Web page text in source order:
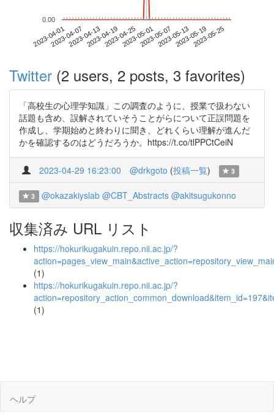
2023-04-012023-04-072023-04-132023-04-192023-04-252023-05-012023-05-072023-05-132023-05-192023-05-25
0.00
Twitter (2 users, 2 posts, 3 favorites)
「高校生の心理学知識」この調査のように、授業で扱わない
話題も含め、誤解されていそうことがらについて正誤問題を
作成し、学期始めと終わりに聞き、どれくらい理解が進んだ
かを確認するのはどうだろうか。https://t.co/tlPPCtCeiN
2023-04-29 16:23:00 @drkgoto (投稿一覧) 3
3 @okazakiyslab @CBT_Abstracts @akitsugukonno
収集済み URL リスト
https://hokurikugakuin.repo.nii.ac.jp/?
(1)
https://hokurikugakuin.repo.nii.ac.jp/?
(1)
ヘルプ